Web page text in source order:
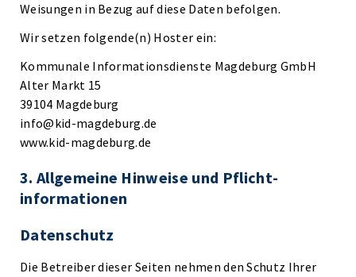
Weisungen in Bezug auf diese Daten befolgen.
Wir setzen folgende(n) Hoster ein:
Kommunale Informationsdienste Magdeburg GmbH
Alter Markt 15
39104 Magdeburg
info@kid-magdeburg.de
www.kid-magdeburg.de
3. Allgemeine Hinweise und Pflicht­
informationen
Datenschutz
Die Betreiber dieser Seiten nehmen den Schutz Ihrer